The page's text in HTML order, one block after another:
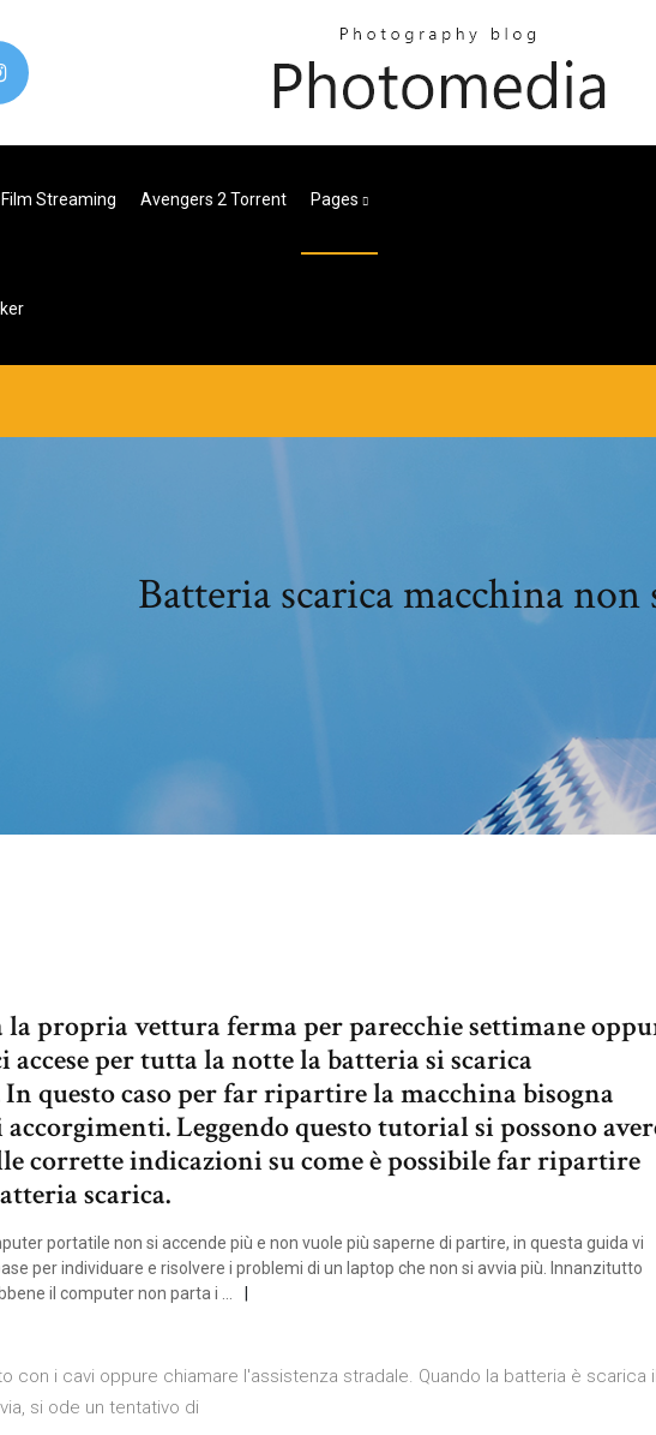
Streaming Avengers 2 Torrent Pages
Batteria scarica macchina non
la propria vettura ferma per parecchie settimane
accese per tutta la notte la batteria si scarica
questo caso per far ripartire la macchina bisogna
Leggendo questo tutorial si possono
corrette indicazioni su come è possibile far ripartire
scarica.
portatile non si accende più e non vuole più saperne di partire, in questa guida vi
per individuare e risolvere i problemi di un laptop che non si avvia più. Innanzitutto
il computer non parta i …
con i cavi oppure chiamare l'assistenza stradale. Quando la batteria è scarica il
si ode un tentativo di